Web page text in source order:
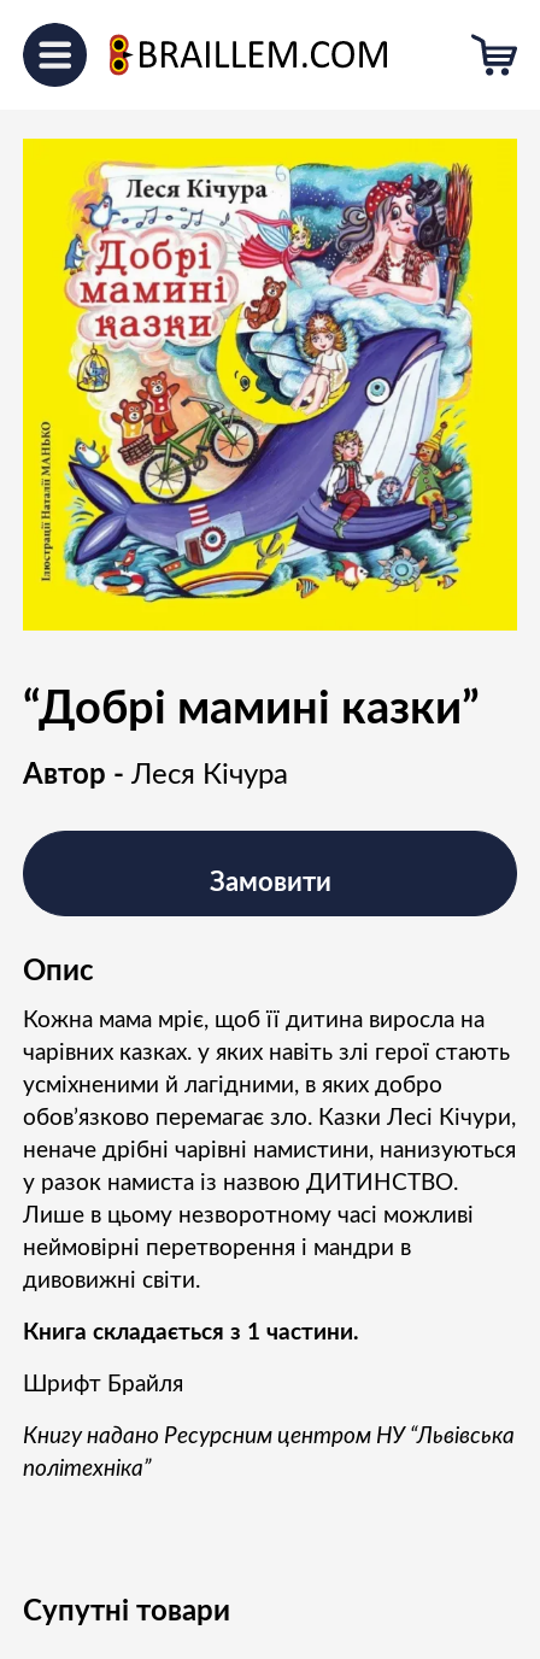
Головна Для малечі
“Добрі
мамині казки”
“Добрі мамині казки”
Автор -Леся Кічура
Опис
Кожна мама мріє, щоб її дитина виросла на
чарівних казках. у яких навіть злі герої стають
усміхненими й лагідними, в яких добро
обов’язково перемагає зло. Казки Лесі Кічури,
неначе дрібні чарівні намистини, нанизуються
у разок намиста із назвою ДИТИНСТВО.
Лише в цьому незворотному часі можливі
неймовірні перетворення і мандри в
дивовижні світи.
Книга складається з 1 частини.
Шрифт Брайля
Книгу надано Ресурсним центром НУ “Львівська
політехніка”
Замовити
Супутні товари